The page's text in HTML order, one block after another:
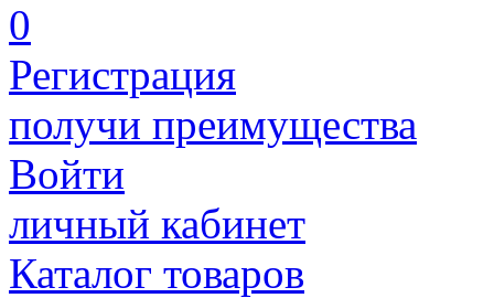
0
Регистрация
получи преимущества
Войти
личный кабинет
Каталог товаров